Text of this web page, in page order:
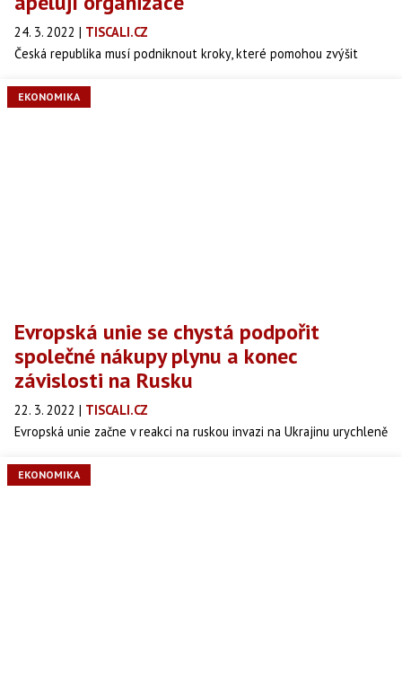
24. 3. 2022 | TISCALI.CZ
Česká republika musí podniknout kroky, které pomohou zvýšit
českých organizací zaměřujících se na energetiku.
EKONOMIKA
Evropská unie se chystá podpořit
společné nákupy plynu a konec
závislosti na Rusku
22. 3. 2022 | TISCALI.CZ
Evropská unie začne v reakci na ruskou invazi na Ukrajinu urychleně
zásoby na příští zimu.
EKONOMIKA